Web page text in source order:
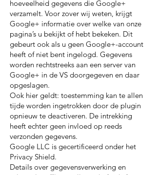
hoeveelheid gegevens die Google+
verzamelt. Voor zover wij weten, krijgt
Google+ informatie over welke van onze
pagina’s u bekijkt of hebt bekeken. Dit
gebeurt ook als u geen Google+-account
heeft of niet bent ingelogd. Gegevens
worden rechtstreeks aan een server van
Google+ in de VS doorgegeven en daar
opgeslagen.
Ook hier geldt: toestemming kan te allen
tijde worden ingetrokken door de plugin
opnieuw te deactiveren. De intrekking
heeft echter geen invloed op reeds
verzonden gegevens.
Google LLC is gecertificeerd onder het
Privacy Shield.
Details over gegevensverwerking en